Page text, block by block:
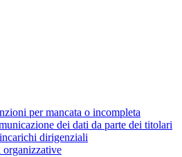
per mancata o incompleta
dei dati da parte dei titolari
dirigenziali
organizzative